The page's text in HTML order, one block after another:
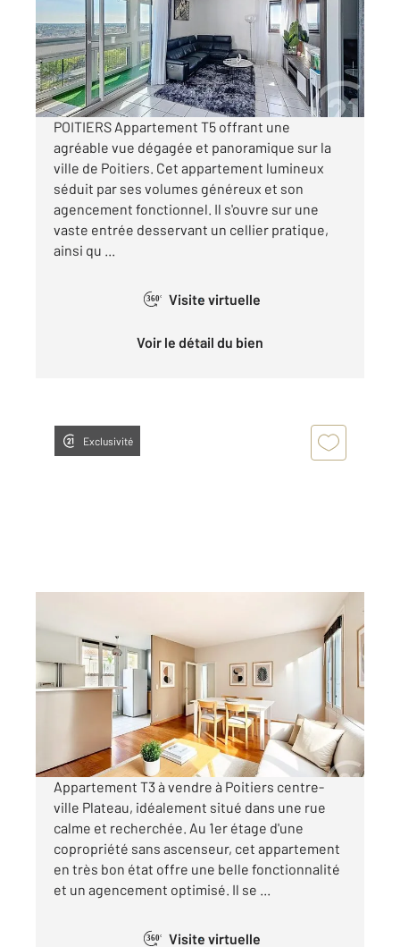
Appartement F5 à vendre
128 485 €
Visiter le site dédié
POITIERS Appartement T5 offrant une
agréable vue dégagée et panoramique sur la
ville de Poitiers. Cet appartement lumineux
séduit par ses volumes généreux et son
agencement fonctionnel. Il s'ouvre sur une
vaste entrée desservant un cellier pratique,
ainsi qu ...
360° Visite virtuelle
Voir le détail du bien
Exclusivité
69,14 m
, 3 pièces
Ref : 1938
Appartement T3 à vendre
199 950 €
Visiter le site dédié
Appartement T3 à vendre à Poitiers centre-
ville Plateau, idéalement situé dans une rue
calme et recherchée. Au 1er étage d'une
copropriété sans ascenseur, cet appartement
en très bon état offre une belle fonctionnalité
et un agencement optimisé. Il se ...
360° Visite virtuelle